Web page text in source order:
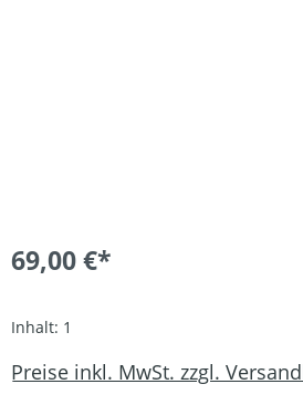
69,00 €*
Inhalt: 1
Preise inkl. MwSt. zzgl.